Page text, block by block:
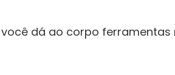
dá ao corpo ferramentas